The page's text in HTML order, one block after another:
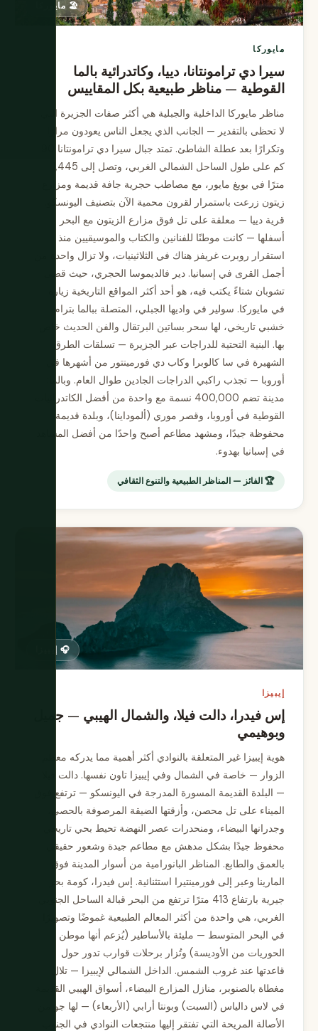
🏖️ مايوركا
مايوركا
سيرا دي ترامونتانا، دييا، وكاتدرائية بالما
القوطية — مناظر طبيعية بكل المقاييس
مناظر مايوركا الداخلية والجبلية هي أكثر صفات الجزيرة التي
لا تحظى بالتقدير — الجانب الذي يجعل الناس يعودون مرارًا
كم على طول الساحل الشمالي الغربي، وتصل إلى 1,445
مترًا في بويغ مايور، مع مصاطب حجرية جافة قديمة ومزارع
زيتون زرعت باستمرار لقرون محمية الآن بتصنيف اليونسكو.
قرية دييا — معلقة على تل فوق مزارع الزيتون مع البحر
أسفلها — كانت موطنًا للفنانين والكتاب والموسيقيين منذ
استقرار روبرت غريفز هناك في الثلاثينيات، ولا تزال واحدة من
أجمل القرى في إسبانيا. دير فالديموسا الحجري، حيث قضى
تشوبان شتاءً يكتب فيه، هو أحد أكثر المواقع التاريخية زيارة
في مايوركا. سولير في واديها الجبلي، المتصلة ببالما بترام
خشبي تاريخي، لها سحر بساتين البرتقال والفن الحديث خاص
بها. البنية التحتية للدراجات عبر الجزيرة — تسلقات الطرق
الشهيرة في سا كالوبرا وكاب دي فورمينتور من أشهرها في
أوروبا — تجذب راكبي الدراجات الجادين طوال العام. وبالما:
مدينة تضم 400,000 نسمة مع واحدة من أفضل الكاتدرائيات
القوطية في أوروبا، وقصر موري (ألموداينا)، وبلدة قديمة
محفوظة جيدًا، ومشهد مطاعم أصبح واحدًا من أفضل المشاهد
في إسبانيا بهدوء.
🏆 الفائز — المناظر الطبيعية والتنوع الثقافي
🎧 إيبيزا
إيبيزا
إس فيدرا، دالت فيلا، والشمال الهيبي — جميل
وبوهيمي
هوية إيبيزا غير المتعلقة بالنوادي أكثر أهمية مما يدركه معظم
الزوار — خاصة في الشمال وفي إيبيزا تاون نفسها. دالت فيلا
— البلدة القديمة المسورة المدرجة في اليونسكو — ترتفع فوق
الميناء على تل محصن، وأزقتها الضيقة المرصوفة بالحصى،
وجدرانها البيضاء، ومنحدرات عصر النهضة تحيط بحي تاريخي
محفوظ جيدًا بشكل مدهش مع مطاعم جيدة وشعور حقيقي
بالعمق والطابع. المناظر البانورامية من أسوار المدينة فوق
المارينا وعبر إلى فورمينتيرا استثنائية. إس فيدرا، كومة بحر
جيرية بارتفاع 413 مترًا ترتفع من البحر قبالة الساحل الجنوبي
الغربي، هي واحدة من أكثر المعالم الطبيعية غموضًا وتصويرًا
في البحر المتوسط — مليئة بالأساطير (يُزعم أنها موطن
الحوريات من الأوديسة) وتُزار برحلات قوارب تدور حول
قاعدتها عند غروب الشمس. الداخل الشمالي لإيبيزا — تلال
مغطاة بالصنوبر، منازل المزارع البيضاء، أسواق الهيبي القديمة
في لاس دالياس (السبت) وبونتا أرابي (الأربعاء) — لها جو من
الأصالة المريحة التي تفتقر إليها منتجعات النوادي في الجنوب